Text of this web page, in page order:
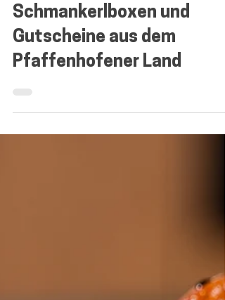
Weihnachtsgeschenke:
Schmankerlboxen und
Gutscheine aus dem